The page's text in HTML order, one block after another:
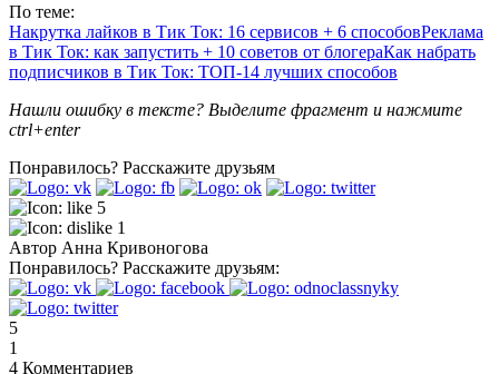
По теме:
Накрутка лайков в Тик Ток: 16 сервисов + 6 способовРеклама
в Тик Ток: как запустить + 10 советов от блогераКак набрать
подписчиков в Тик Ток: ТОП-14 лучших способов
Нашли ошибку в тексте? Выделите фрагмент и нажмите
ctrl+enter
Понравилось? Расскажите друзьям
5
1
Автор Анна Кривоногова
Понравилось? Расскажите друзьям:
5
1
4 Комментариев